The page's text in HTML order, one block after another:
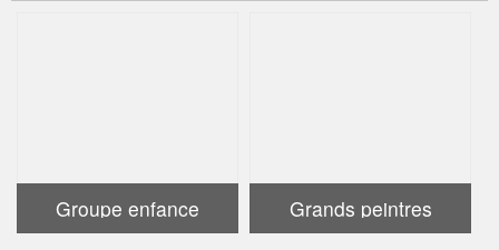
Groupe enfance Grands peintres